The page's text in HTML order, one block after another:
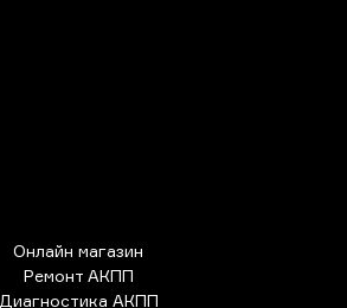
Онлайн магазин
Ремонт АКПП
Диагностика АКПП